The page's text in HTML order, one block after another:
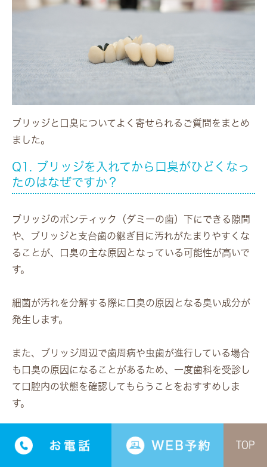
ブリッジと口臭についてよく寄せられるご質問をまとめ
ました。
Q1. ブリッジを入れてから口臭がひどくなっ
たのはなぜですか？
ブリッジのポンティック（ダミーの歯）下にできる隙間
や、ブリッジと支台歯の継ぎ目に汚れがたまりやすくな
ることが、口臭の主な原因となっている可能性が高いで
す。
細菌が汚れを分解する際に口臭の原因となる臭い成分が
発生します。
また、ブリッジ周辺で歯周病や虫歯が進行している場合
も口臭の原因になることがあるため、一度歯科を受診し
て口腔内の状態を確認してもらうことをおすすめしま
す。
できますか？